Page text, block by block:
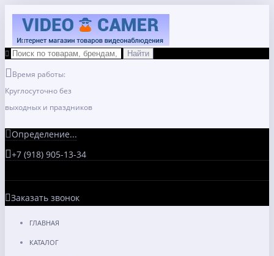
Время работы:
Круглосуточно без
выходных и праздников
Определение...
+7 (918) 905-13-34
Заказать звонок
ГЛАВНАЯ
КАТАЛОГ